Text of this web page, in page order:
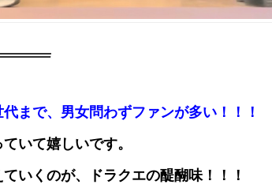
まで、男女問わずファンが多い！！！
いて嬉しいです。
いくのが、ドラクエの醍醐味！！！